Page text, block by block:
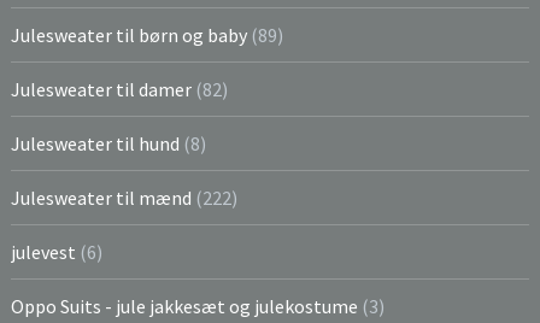
Julesweater til børn og baby (89)
Julesweater til damer (82)
Julesweater til hund (8)
Julesweater til mænd (222)
julevest (6)
Oppo Suits - jule jakkesæt og julekostume (3)